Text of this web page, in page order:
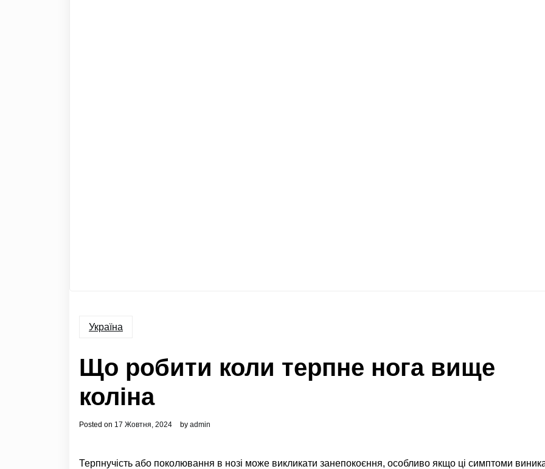
Україна
Що робити коли терпне нога вище
коліна
Posted on 17 Жовтня, 2024 by admin
Терпнучість або поколювання в нозі може викликати занепокоєння, особливо якщо ці симптоми